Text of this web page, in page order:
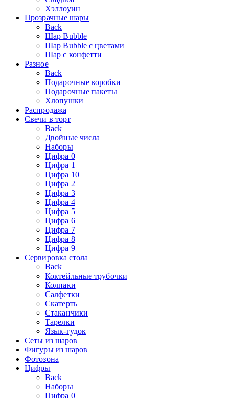
Хэллоуин
Прозрачные шары
Back
Шар Bubble
Шар Bubble с цветами
Шар с конфетти
Разное
Back
Подарочные коробки
Подарочные пакеты
Хлопушки
Распродажа
Свечи в торт
Back
Двойные числа
Наборы
Цифра 0
Цифра 1
Цифра 10
Цифра 2
Цифра 3
Цифра 4
Цифра 5
Цифра 6
Цифра 7
Цифра 8
Цифра 9
Сервировка стола
Back
Коктейльные трубочки
Колпаки
Салфетки
Скатерть
Стаканчики
Тарелки
Язык-гудок
Сеты из шаров
Фигуры из шаров
Фотозона
Цифры
Back
Наборы
Цифра 0